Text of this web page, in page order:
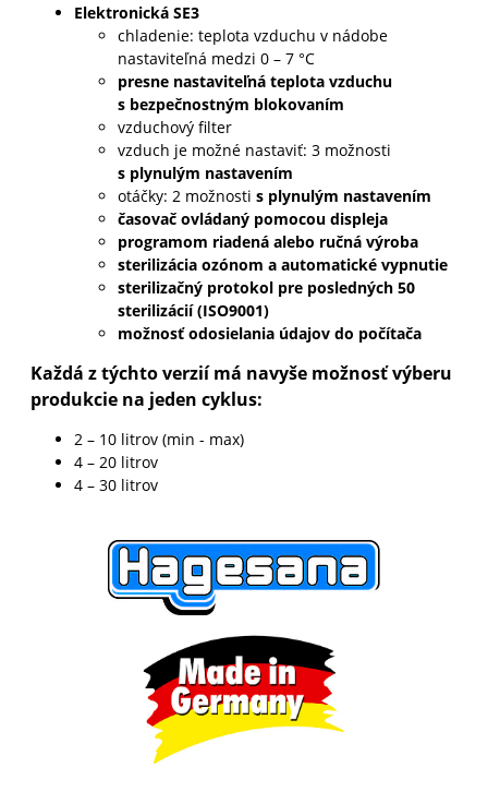
Elektronická SE3
chladenie: teplota vzduchu v nádobe
nastaviteľná medzi 0 – 7 °C
presne nastaviteľná teplota vzduchu
s bezpečnostným blokovaním
vzduchový filter
vzduch je možné nastaviť: 3 možnosti
s plynulým nastavením
otáčky: 2 možnosti s plynulým nastavením
časovač ovládaný pomocou displeja
programom riadená alebo ručná výroba
sterilizácia ozónom a automatické vypnutie
sterilizačný protokol pre posledných 50
sterilizácií (ISO9001)
možnosť odosielania údajov do počítača
Každá z týchto verzií má navyše možnosť výberu
produkcie na jeden cyklus:
2 – 10 litrov (min - max)
4 – 20 litrov
4 – 30 litrov